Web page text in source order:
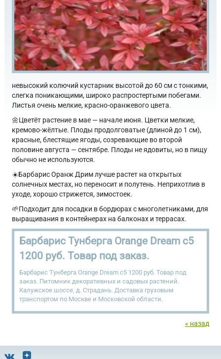
невысокий колючий кустарник высотой до 60 см с тонкими,
слегка поникающими, широко распростертыми побегами.
Листья очень мелкие, красно-оранжевого цвета.
🌼Цветёт растение в мае — начале июня. Цветки мелкие,
кремово-жёлтые. Плоды продолговатые (длиной до 1 см),
красные, блестящие ягоды, созревающие во второй
половине августа — сентябре. Плоды не ядовиты, но в пищу
обычно не используются.
☀️Барбарис Оранж Дрим лучше растет на открытых
солнечных местах, но переносит и полутень. Неприхотлив в
уходе, хорошо стрижется, зимостоек.
🌱Подходит для посадки в бордюрах с многолетниками, для
выращивания в контейнерах на балконах и террасах.
Барбарис Тунберга Orange Dream с5
1200 руб. Товар под заказ.
Барбарис Тунберга Orange Dream с5 1200 руб. Товар под
заказ. Питомник декоративных и садовых растений.
Калужское шоссе, д. Страдань. Доставка грузовым
транспортом по Москве и Московской области.
« назад